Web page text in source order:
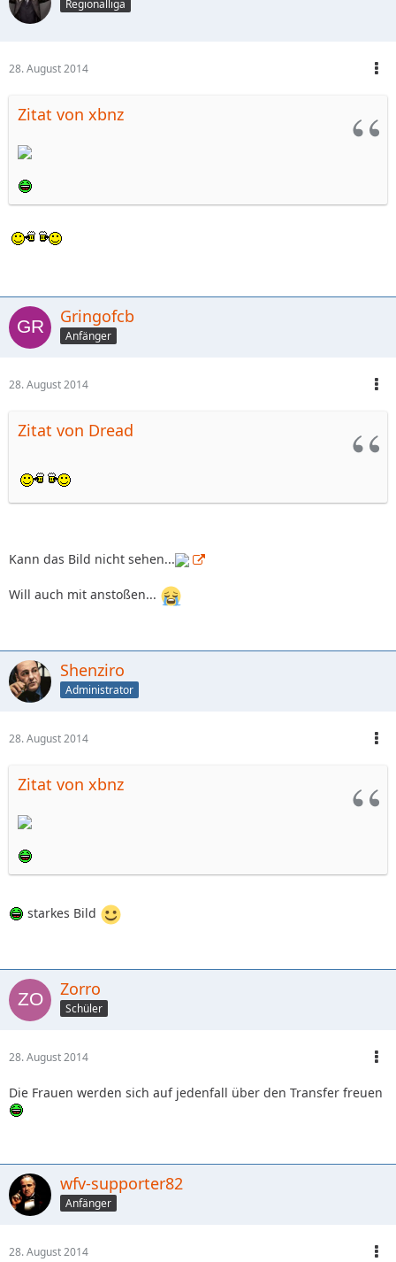
Regionalliga
28. August 2014
Zitat von xbnz
Gringofcb
Anfänger
28. August 2014
Zitat von Dread
Kann das Bild nicht sehen...
Will auch mit anstoßen...
Shenziro
Administrator
28. August 2014
Zitat von xbnz
starkes Bild
Zorro
Schüler
28. August 2014
Die Frauen werden sich auf jedenfall über den Transfer freuen
wfv-supporter82
Anfänger
28. August 2014